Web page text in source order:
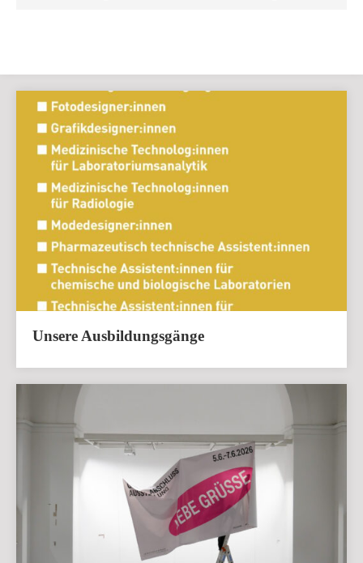
Unsere Ausbildungsgänge